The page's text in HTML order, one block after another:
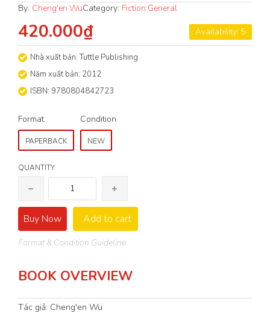
By: Cheng'en WuCategory: Fiction General
Availability: 5
420.000₫
Nhà xuất bản: Tuttle Publishing
Năm xuất bản: 2012
ISBN: 9780804842723
Format
PAPERBACK
Condition
NEW
QUANTITY
Buy Now Add to cart
Format & Condition Guideline
BOOK OVERVIEW
Tác giả: Cheng'en Wu